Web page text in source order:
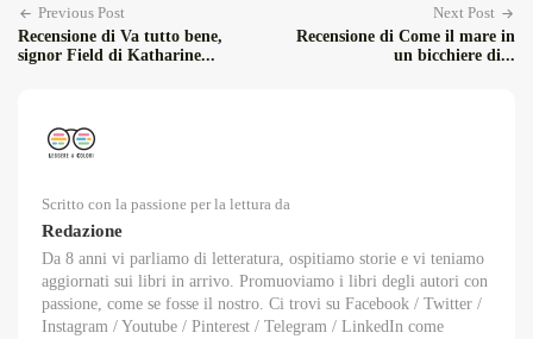
Previous Post
Recensione di Va tutto bene,
signor Field di Katharine...
Next Post
Recensione di Come il mare in
un bicchiere di...
Scritto con la passione per la lettura da
Redazione
Da 8 anni vi parliamo di letteratura, ospitiamo storie e vi teniamo
aggiornati sui libri in arrivo. Promuoviamo i libri degli autori con
passione, come se fosse il nostro. Ci trovi su Facebook / Twitter /
Instagram / Youtube / Pinterest / Telegram / LinkedIn come